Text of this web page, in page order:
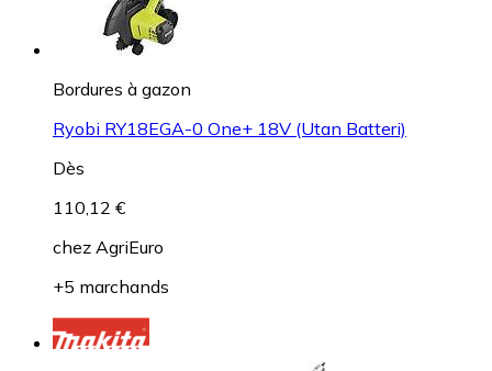
Bordures à gazon
Ryobi RY18EGA-0 One+ 18V (Utan Batteri)
Dès
110,12 €
chez AgriEuro
+5 marchands